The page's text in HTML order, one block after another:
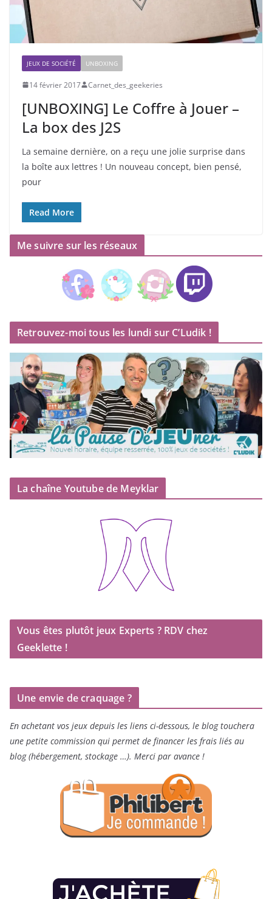
JEUX DE SOCIÉTÉ UNBOXING
14 février 2017 Carnet_des_geekeries
[UNBOXING] Le Coffre à Jouer –
La box des J2S
La semaine dernière, on a reçu une jolie surprise dans
la boîte aux lettres ! Un nouveau concept, bien pensé,
pour
Read More
Me suivre sur les réseaux
Retrouvez-moi tous les lundi sur C’Ludik !
La chaîne Youtube de Meyklar
Vous êtes plutôt jeux Experts ? RDV chez
Geeklette !
Une envie de craquage ?
En achetant vos jeux depuis les liens ci-dessous, le blog touchera
une petite commission qui permet de financer les frais liés au
blog (hébergement, stockage …). Merci par avance !